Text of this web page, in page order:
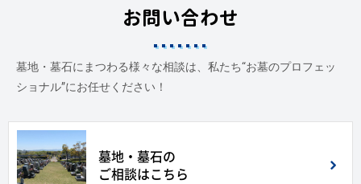
お問い合わせ
墓地・墓石にまつわる様々な相談は、私たち“お墓のプロフェッ
ショナル”にお任せください！
墓地・墓石の
ご相談はこちら